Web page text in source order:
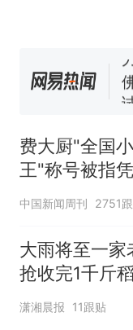
费大厨"全国
王"称号被指
官方回应
中国新闻周刊 2751
大雨将至一家
抢收完1千斤
潇湘晨报 11跟贴